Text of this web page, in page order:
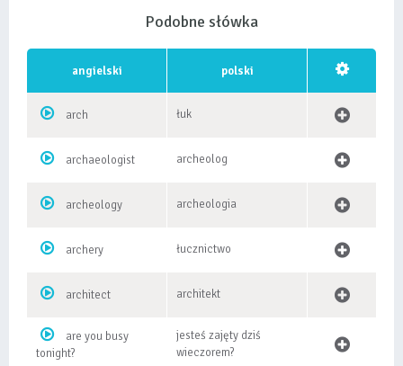
Podobne słówka
angielski polski
arch łuk
archaeologist archeolog
archeology archeologia
archery łucznictwo
architect architekt
are you busy
tonight?
jesteś zajęty dziś
wieczorem?